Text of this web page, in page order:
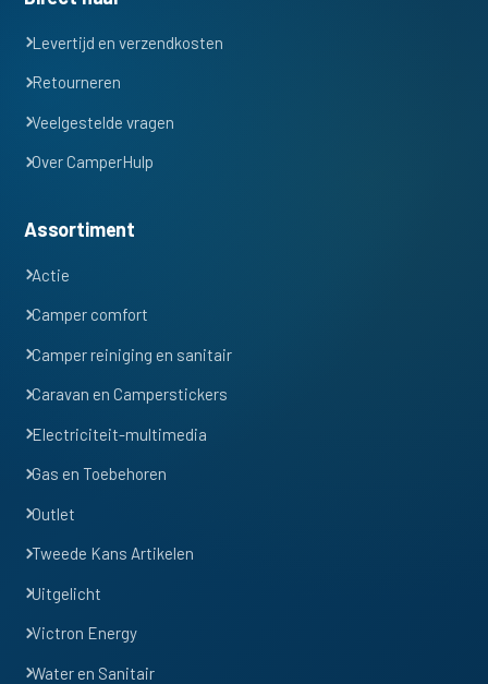
Levertijd en verzendkosten
Retourneren
Veelgestelde vragen
Over CamperHulp
Assortiment
Actie
Camper comfort
Camper reiniging en sanitair
Caravan en Camperstickers
Electriciteit-multimedia
Gas en Toebehoren
Outlet
Tweede Kans Artikelen
Uitgelicht
Victron Energy
Water en Sanitair